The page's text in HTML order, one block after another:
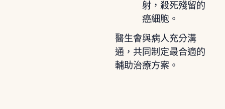
射，殺死殘留的
癌細胞。
醫生會與病人充分溝
通，共同制定最合適的
輔助治療方案。